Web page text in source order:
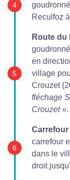
Reculfoz
Route
en
village
Crouzet
fléchage
Crouzet ».
Carrefour
carrefour
dans le
droit